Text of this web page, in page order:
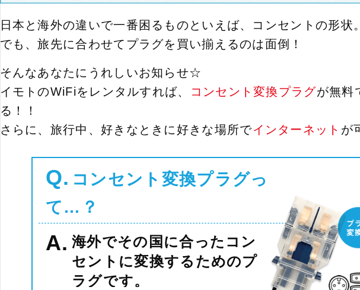
日本と海外の違いで一番困るものといえば、コンセントの形状
でも、旅先に合わせてプラグを買い揃えるのは面倒！
そんなあなたにうれしいお知らせ☆
イモトのWiFiをレンタルすれば、
コンセント変換プラグが無料
る！！
さらに、旅行中、好きなときに好きな場所でインターネット が
Q. コンセント変換プラグっ
て…？
A. 海外でその国に合ったコン
セントに変換するためのプ
ラグです。